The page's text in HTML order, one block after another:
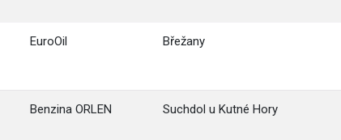
EuroOil Břežany
Benzina ORLEN Suchdol u Kutné Hory